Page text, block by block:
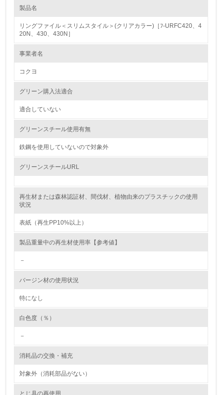
環境方針を持っている
環境対応の責任体制を定めている
環境問題に関する従業員教育を行っている
自社に関係する主要な環境法規制を把握し、順守している
レベル2
かしている
従業員が環境方針に基づいて自分の業務の中で行うべき環
→ 導入している規格名 ISO14001
第三者認証を取得している
製品名
リングファイル＜スリムスタイル＞(クリアカラー)［ﾌ-URFC420、4
20N、430、430N］
事業者名
コクヨ
グリーン購入法適合
適合していない
グリーンスチール使用有無
鉄鋼を使用していないので対象外
グリーンスチールURL
再生材または森林認証材、間伐材、植物由来のプラスチックの使用
状況
表紙（再生PP10%以上）
製品重量中の再生材使用率【参考値】
－
バージン材の使用状況
特になし
白色度（％）
－
消耗品の交換・補充
対象外（消耗部品がない）
とじ具の再使用